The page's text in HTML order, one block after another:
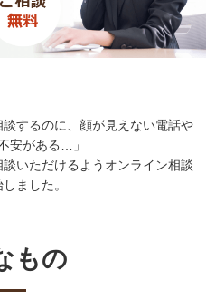
談するのに、顔が見えない電話や
安がある…」
いただけるようオンライン相談
ました。
もの